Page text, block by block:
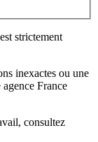
strictement
inexactes ou une
France
, consultez